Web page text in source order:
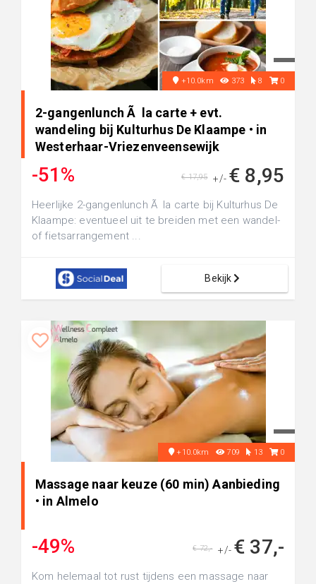
+10.0km 373 8 0
2-gangenlunch Ã la carte + evt.
wandeling bij Kulturhus De Klaampe • in
Westerhaar-Vriezenveensewijk
-51% +/- € 8,95
€ 17,95
Heerlijke 2-gangenlunch Ã la carte bij Kulturhus De
Klaampe: eventueel uit te breiden met een wandel-
of fietsarrangement ...
Bekijk
+10.0km 709 13 0
Massage naar keuze (60 min) Aanbieding
• in Almelo
-49% +/- € 37,-
€ 72,-
Kom helemaal tot rust tijdens een massage naar